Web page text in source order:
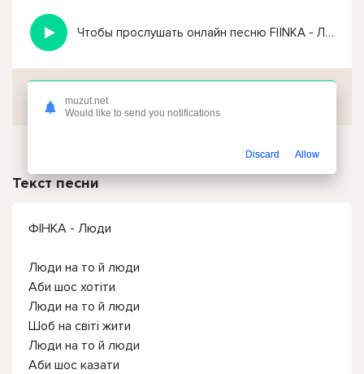
Чтобы прослушать онлайн песню FIЇNKA - Люди нажмите на кнопку плей с светом зелений
Текст песни
ФІНКА - Люди
Люди на то й люди
Аби шос хотіти
Люди на то й люди
Шоб на світі жити
Люди на то й люди
Аби шос казати
muzut.net
Would like to send you notifications
Discard Allow